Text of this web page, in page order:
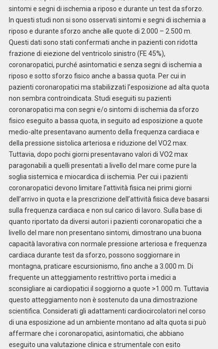
sintomi e segni di ischemia a riposo e durante un test da sforzo.
In questi studi non si sono osservati sintomi e segni di ischemia a
riposo e durante sforzo anche alle quote di 2.000 – 2.500 m.
Questi dati sono stati confermati anche in pazienti con ridotta
frazione di eiezione del ventricolo sinistro (FE 45%),
coronaropatici, purché asintomatici e senza segni di ischemia a
riposo e sotto sforzo fisico anche a bassa quota. Per cui in
pazienti coronaropatici ma stabilizzati l’esposizione ad alta quota
non sembra controindicata. Studi eseguiti su pazienti
coronaropatici ma con segni e/o sintomi di ischemia da sforzo
fisico eseguito a bassa quota, in seguito ad esposizione a quote
medio-alte presentavano aumento della frequenza cardiaca e
della pressione sistolica arteriosa e riduzione del VO2 max.
Tuttavia, dopo pochi giorni presentavano valori di VO2 max
paragonabili a quelli presentati a livello del mare come pure la
soglia sistemica e miocardica di ischemia. Per cui i pazienti
coronaropatici devono limitare l’attività fisica nei primi giorni
dell’arrivo in quota e la prescrizione dell’attività fisica deve basarsi
sulla frequenza cardiaca e non sul carico di lavoro. Sulla base di
quanto riportato da diversi autori i pazienti coronaropatici che a
livello del mare non presentano sintomi, dimostrano una buona
capacità lavorativa con normale pressione arteriosa e frequenza
cardiaca durante test da sforzo, possono soggiornare in
montagna, praticare escursionismo, fino anche a 3.000 m. Di
frequente un atteggiamento restrittivo porta i medici a
sconsigliare ai cardiopatici il soggiorno a quote >1.000 m. Tuttavia
questo atteggiamento non è sostenuto da una dimostrazione
scientifica. Considerati gli adattamenti cardiocircolatori nel corso
di una esposizione ad un ambiente montano ad alta quota si può
affermare che i coronaropatici, asintomatici, che abbiano
eseguito una valutazione clinica e strumentale con esito